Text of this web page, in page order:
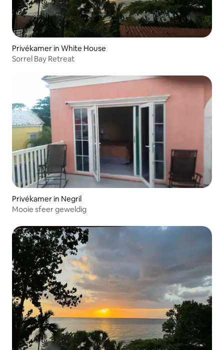
Privékamer in White House
Sorrel Bay Retreat
Privékamer in Negril
Mooie sfeer geweldig